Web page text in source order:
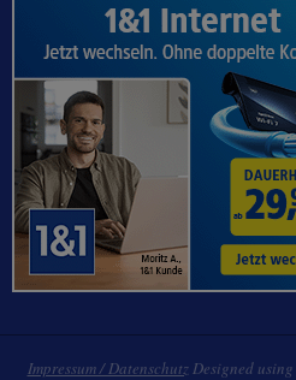
Impressum / DatenschutzDesigned using